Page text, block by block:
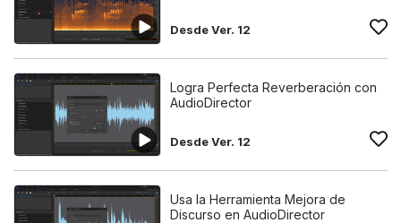
Desde Ver. 12
Logra Perfecta Reverberación con
AudioDirector
Desde Ver. 12
Usa la Herramienta Mejora de
Discurso en AudioDirector